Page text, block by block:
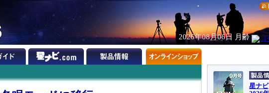
2026年08月06日 月齢
星ナビ